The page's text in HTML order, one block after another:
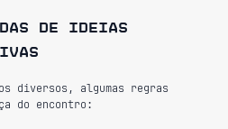
de ideias
diversos, algumas regras
do encontro: